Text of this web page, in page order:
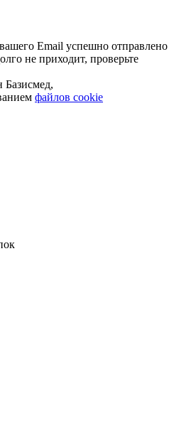
Email успешно отправлено
не приходит, проверьте
Базисмед,
файлов cookie